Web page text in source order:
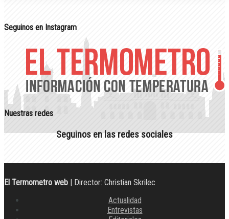
Seguinos en Instagram
Nuestras redes
Seguinos en las redes sociales
El Termometro web | Director: Christian Skrilec
Actualidad
Entrevistas